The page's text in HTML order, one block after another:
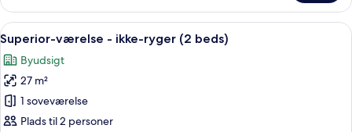
ryger
-
queensize-
seng
-
ikke-
ryger
Indlæs
alle
billeder
af
Superior-
værelse
Et hotelværelse med en seng, en
6
Superior-værelse - ikke-ryger (2 beds)
Byudsigt
27 m²
1 soveværelse
Plads til 2 personer